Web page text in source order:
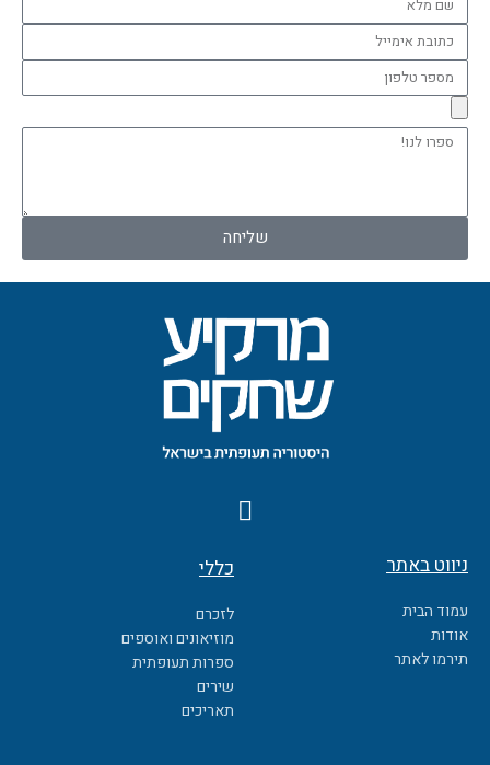
מלא
כתובת
אימייל
מספר
טלפון
ספרו
שליחה
F
a
e
b
o
o
k
ניווט באתר
עמוד הבית
אודות
תירמו לאתר
כללי
לזכרם
מוזיאונים ואוספים
ספרות תעופתית
שירים
תאריכים